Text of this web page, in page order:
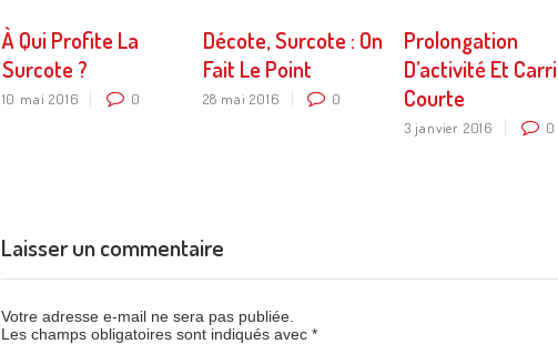
À Qui Profite La
Surcote ?
10 mai 2016 0
Décote, Surcote : On
Fait Le Point
28 mai 2016 0
Prolongation
D’activité Et
Courte
3 janvier 2016 0
Laisser un commentaire
Votre adresse e-mail ne sera pas publiée.
Les champs obligatoires sont indiqués avec *